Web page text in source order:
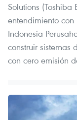
Solutions
entendimiento
Indonesia
construir sistemas
con cero emisión